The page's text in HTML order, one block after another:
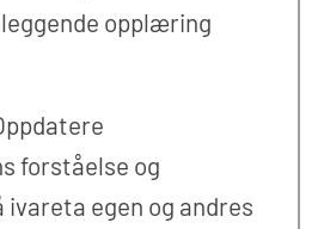
opplæring
forståelse og
egen og andres